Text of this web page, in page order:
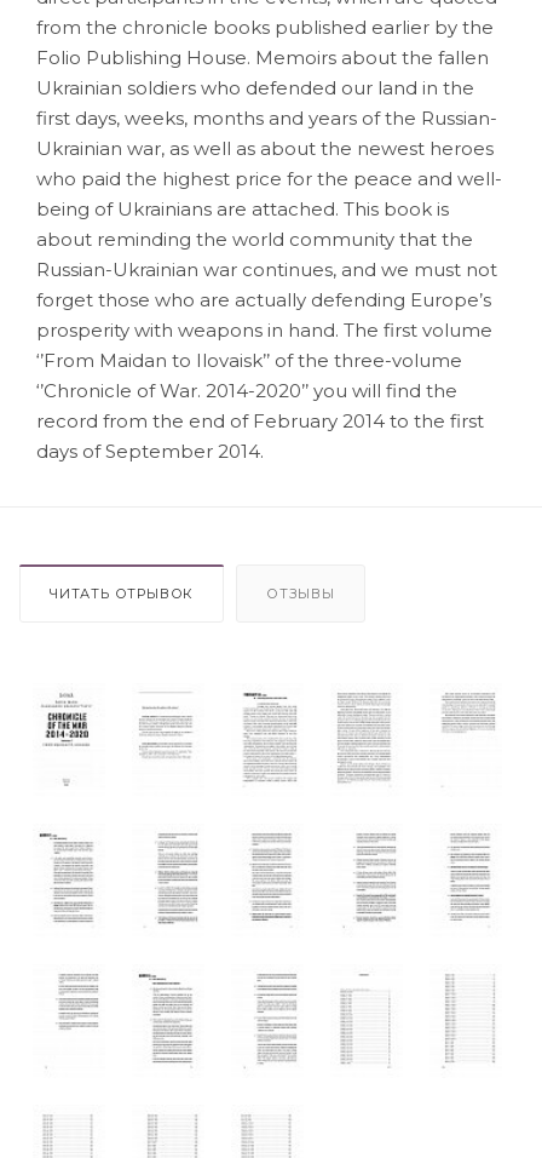
from the chronicle books published earlier by the
Folio Publishing House. Memoirs about the fallen
Ukrainian soldiers who defended our land in the
first days, weeks, months and years of the Russian-
Ukrainian war, as well as about the newest heroes
who paid the highest price for the peace and well-
being of Ukrainians are attached. This book is
about reminding the world community that the
Russian-Ukrainian war continues, and we must not
forget those who are actually defending Europe’s
prosperity with weapons in hand. The first volume
‘’From Maidan to Ilovaisk’’ of the three-volume
‘’Chronicle of War. 2014-2020’’ you will find the
record from the end of February 2014 to the first
days of September 2014.
ЧИТАТЬ ОТРЫВОК ОТЗЫВЫ